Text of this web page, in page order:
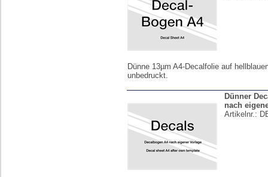
Dünne 13µm A4-Decalfolie auf
unbedruckt.
Dünner
nach
Artikelnr.: